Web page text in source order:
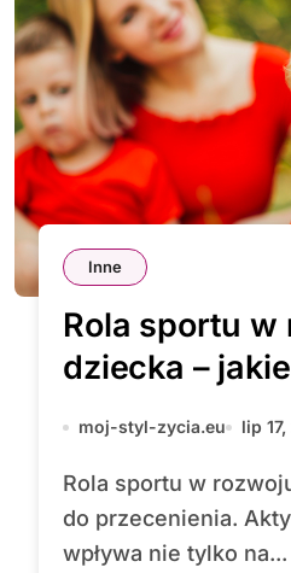
Inne
Rola sportu w
dziecka – jakie
aktywności
moj-styl-zycia.eu lip
Rola sportu w rozwoju dziecka jest nie
do przecenienia.
wpływa nie tylko na...